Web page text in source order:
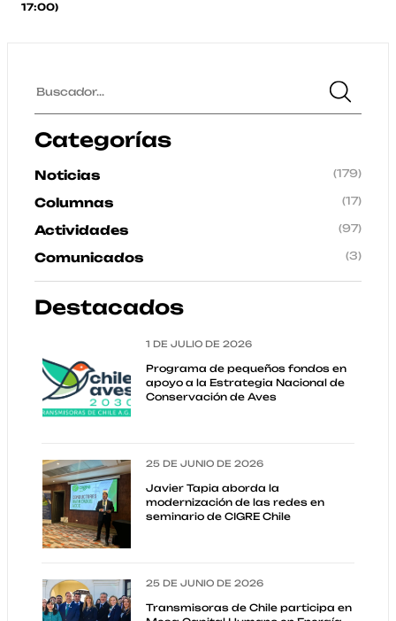
17:00)
Categorías
Noticias (179)
Columnas (17)
Actividades (97)
Comunicados (3)
Destacados
1 DE JULIO DE 2026
Programa de pequeños fondos en
apoyo a la Estrategia Nacional de
Conservación de Aves
25 DE JUNIO DE 2026
Javier Tapia aborda la
modernización de las redes en
seminario de CIGRE Chile
25 DE JUNIO DE 2026
Transmisoras de Chile participa en